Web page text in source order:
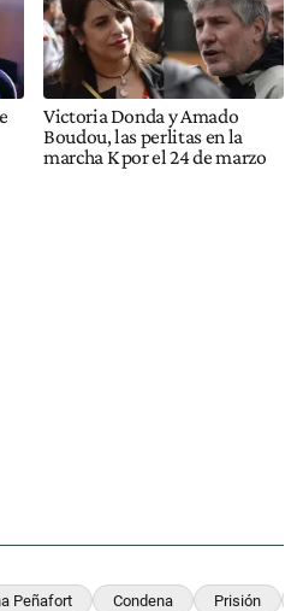
Victoria Donda y Amado
Boudou, las perlitas en la
marcha K por el 24 de marzo
Peñafort Condena Prisión